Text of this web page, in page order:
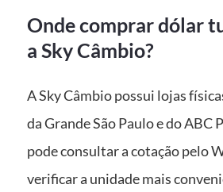
Onde comprar dólar
a Sky Câmbio?
A Sky Câmbio possui lojas
da Grande São Paulo e do ABC
pode consultar a cotação pelo
verificar a unidade mais